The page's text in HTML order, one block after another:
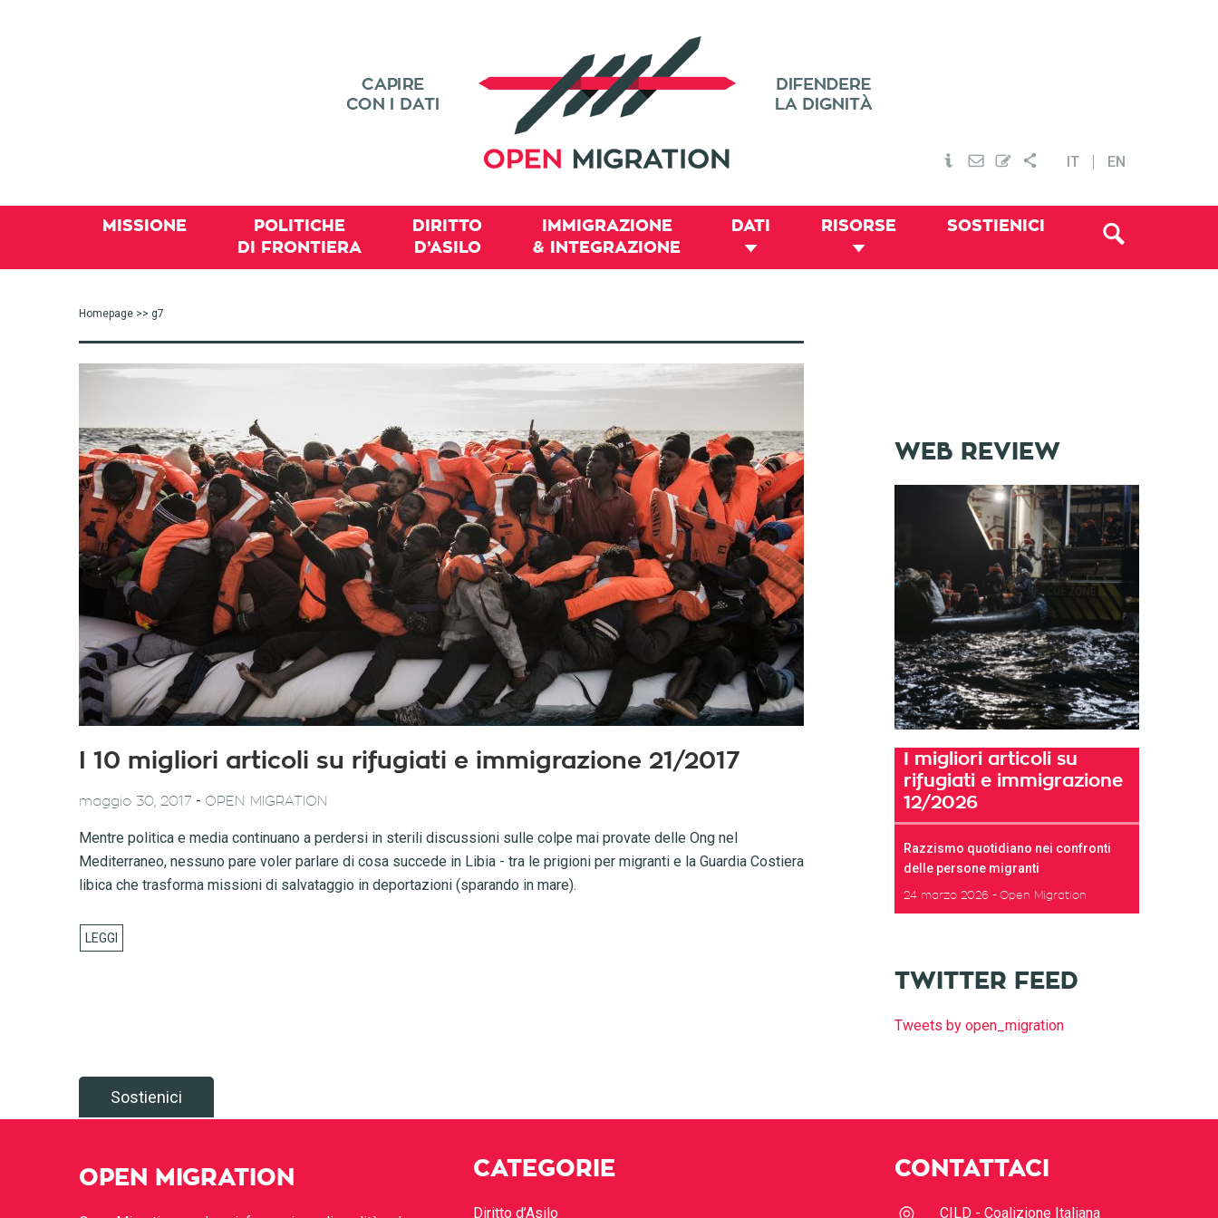
IT EN
MISSIONE
POLITICHE
DI FRONTIERA
DIRITTO
D’ASILO
IMMIGRAZIONE
& INTEGRAZIONE
DATI RISORSE SOSTIENICI
Homepage >> g7
I 10 migliori articoli su rifugiati e immigrazione 21/2017
maggio 30, 2017 - OPEN MIGRATION
Mentre politica e media continuano a perdersi in sterili discussioni sulle colpe mai provate delle Ong nel
Mediterraneo, nessuno pare voler parlare di cosa succede in Libia - tra le prigioni per migranti e la Guardia Costiera
libica che trasforma missioni di salvataggio in deportazioni (sparando in mare).
WEB REVIEW
I migliori articoli su
rifugiati e immigrazione
12/2026
Razzismo quotidiano nei confronti
delle persone migranti
24 marzo 2026 Open Migration
TWITTER FEED
Tweets by open_migration
Sostienici
OPEN MIGRATION CATEGORIE
Diritto d’Asilo
CONTATTACI
CILD - Coalizione Italiana